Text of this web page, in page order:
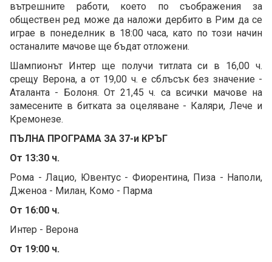
вътрешните работи, което по съображения за
обществен ред може да наложи дербито в Рим да се
играе в понеделник в 18:00 часа, като по този начин
останалите мачове ще бъдат отложени.
Шампионът Интер ще получи титлата си в 16,00 ч.
срещу Верона, а от 19,00 ч. е сблъсък без значение -
Аталанта - Болоня. От 21,45 ч. са всички мачове на
замесените в битката за оцеляване - Каляри, Лече и
Кремонезе.
ПЪЛНА ПРОГРАМА ЗА 37-и КРЪГ
От 13:30 ч.
Рома - Лацио, Ювентус - Фиорентина, Пиза - Наполи,
Дженоа - Милан, Комо - Парма
От 16:00 ч.
Интер - Верона
От 19:00 ч.